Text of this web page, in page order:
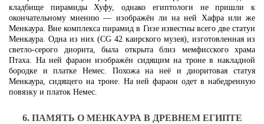
кладбище пирамиды Хуфу, однако египтологи не пришли к
окончательному мнению — изображён ли на ней Хафра или же
Менкаура. Вне комплекса пирамид в Гизе известны всего две статуи
Менкаура. Одна из них (CG 42 каирского музея), изготовленная из
светло-серого диорита, была открыта близ мемфисского храма
Птаха. На ней фараон изображён сидящим на троне в накладной
бородке и платке Немес. Похожа на неё и диоритовая статуя
Менкаура, сидящего на троне. На ней фараон одет в набедренную
повязку и платок Немес.
6. ПАМЯТЬ О МЕНКАУРА В ДРЕВНЕМ ЕГИПТЕ